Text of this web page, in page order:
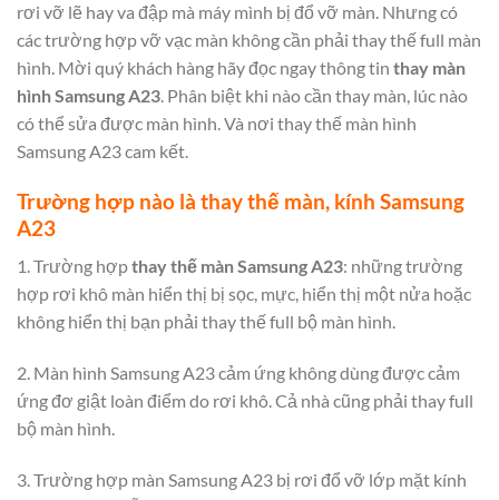
rơi vỡ lẽ hay va đập mà máy mình bị đổ vỡ màn. Nhưng có
các trường hợp vỡ vạc màn không cần phải thay thế full màn
hình. Mời quý khách hàng hãy đọc ngay thông tin thay màn
hình Samsung A23. Phân biệt khi nào cần thay màn, lúc nào
có thể sửa được màn hình. Và nơi thay thế màn hình
Samsung A23 cam kết.
Trường hợp nào là thay thế màn, kính Samsung
A23
1. Trường hợpthay thế màn Samsung A23: những trường
hợp rơi khô màn hiển thị bị sọc, mực, hiển thị một nửa hoặc
không hiển thị bạn phải thay thế full bộ màn hình.
2. Màn hình Samsung A23 cảm ứng không dùng được cảm
ứng đơ giật loàn điểm do rơi khô. Cả nhà cũng phải thay full
bộ màn hình.
3. Trường hợp màn Samsung A23 bị rơi đổ vỡ lớp mặt kính